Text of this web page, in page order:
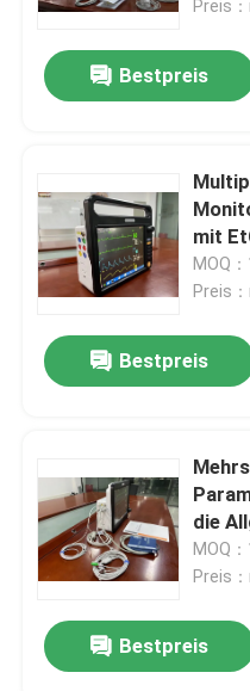
Haus
Preis
Bestpreis
mit
MOQ
Preis
Bestpreis
die
MOQ
Preis
Bestpreis